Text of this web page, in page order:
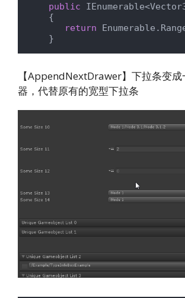
public
    {
return
    }
【AppendNextDrawer】下拉条变
器，代替原有的宽型下拉条